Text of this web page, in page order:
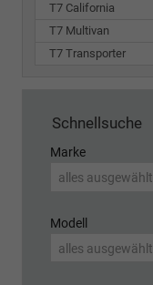
T7 California
T7 Multivan
T7 Transporter
Schnellsuche
Marke
alles ausgewählt
Modell
alles ausgewählt